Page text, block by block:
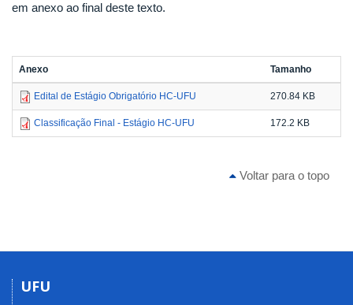
em anexo ao final deste texto.
Anexo Tamanho
Edital de Estágio Obrigatório HC-UFU 270.84 KB
Classificação Final - Estágio HC-UFU 172.2 KB
Voltar para o topo
UFU